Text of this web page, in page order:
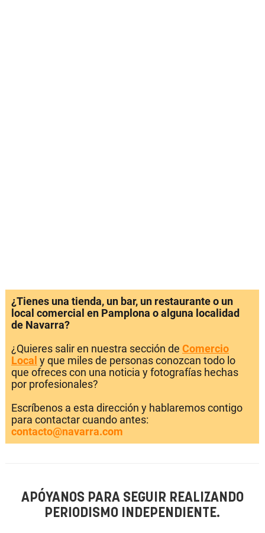
¿Tienes una tienda, un bar, un restaurante o un
local comercial en Pamplona o alguna localidad
de Navarra?
¿Quieres salir en nuestra sección de Comercio
Local y que miles de personas conozcan todo lo
que ofreces con una noticia y fotografías hechas
por profesionales?
Escríbenos a esta dirección y hablaremos contigo
para contactar cuando antes:
contacto@navarra.com
APÓYANOS PARA SEGUIR REALIZANDO
PERIODISMO INDEPENDIENTE.